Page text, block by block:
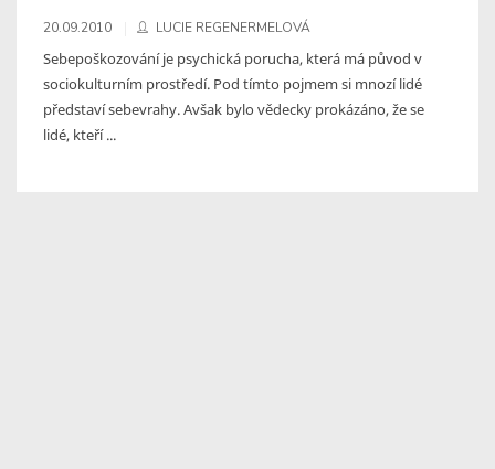
20.09.2010 LUCIE REGENERMELOVÁ
Sebepoškozování je psychická porucha, která má původ v
sociokulturním prostředí. Pod tímto pojmem si mnozí lidé
představí sebevrahy. Avšak bylo vědecky prokázáno, že se
lidé, kteří ...